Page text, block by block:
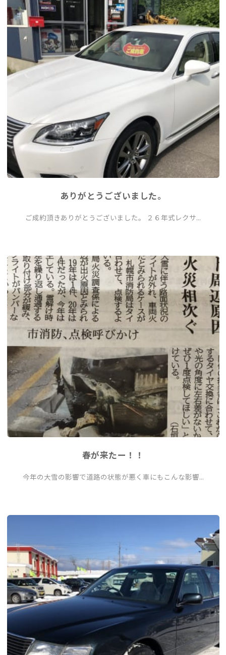
ありがとうございました。
ご成約頂きありがとうございました。 ２６年式レクサ...
春が来たー！！
今年の大雪の影響で道路の状態が悪く車にもこんな影響...